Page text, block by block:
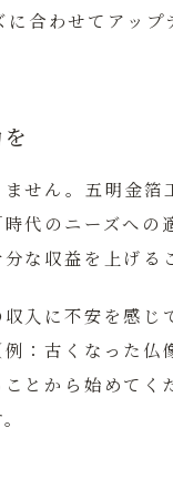
合わせてアップ
せん。五明金箔
代のニーズへの
な収益を上げる
入に不安を感じ
：古くなった仏
とから始めてく